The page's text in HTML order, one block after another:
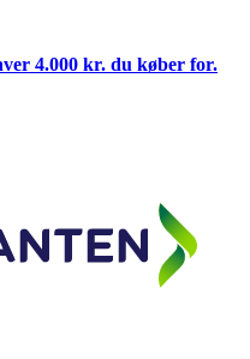
4.000 kr. du køber for.